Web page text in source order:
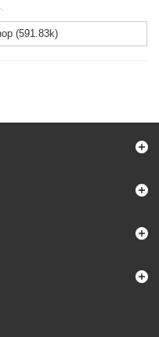
(591.83k)